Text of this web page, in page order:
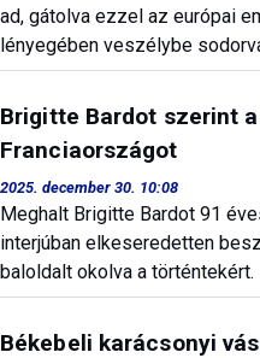
ad, gátolva ezzel az európai
lényegében veszélybe
Brigitte Bardot szerint
Franciaországot
2025. december 30. 10:08
Meghalt Brigitte Bardot 91
interjúban elkeseredetten
baloldalt okolva a történtekért.
Békebeli karácsonyi